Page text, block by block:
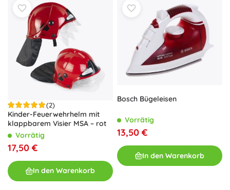
(2)
Kinder-Feuerwehrhelm mit
klappbarem Visier MSA – rot
Vorrätig
17,50 €
In den Warenkorb
Bosch Bügeleisen
Vorrätig
13,50 €
In den Warenkorb